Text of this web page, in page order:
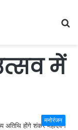
में
मनोरंजन